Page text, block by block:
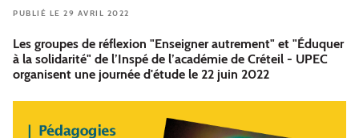
PUBLIÉ LE 29 AVRIL 2022
Les groupes de réflexion "Enseigner autrement" et "Éduquer
à la solidarité" de l’Inspé de l’académie de Créteil - UPEC
organisent une journée d'étude le 22 juin 2022